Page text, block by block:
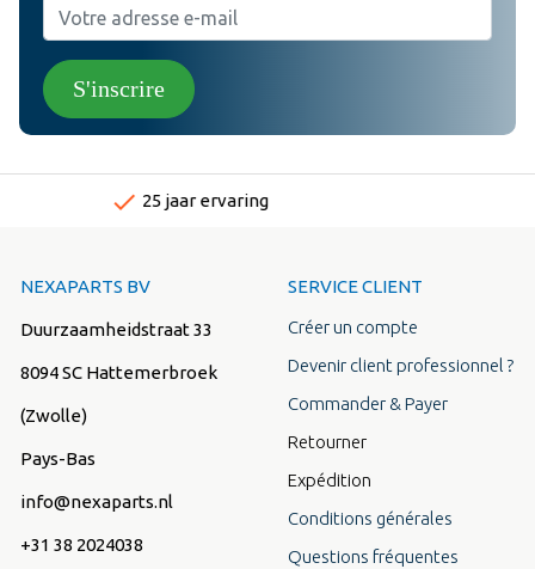
S'inscrire
doneSnelle levertijden
NEXAPARTS BV
Duurzaamheidstraat 33
8094 SC Hattemerbroek
(Zwolle)
Pays-Bas
info@nexaparts.nl
+31 38 2024038
SERVICE CLIENT
Créer un compte
Devenir client professionnel ?
Commander & Payer
Retourner
Expédition
Conditions générales
Questions fréquentes